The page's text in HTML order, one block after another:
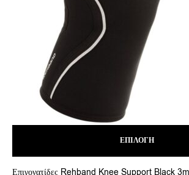
ΕΠΙΛΟΓΉ
το
Επιγονατίδες Rehband Knee Support Black